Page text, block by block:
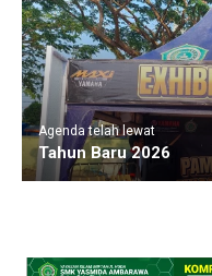
Agenda telah lewat
Tahun Baru 2026